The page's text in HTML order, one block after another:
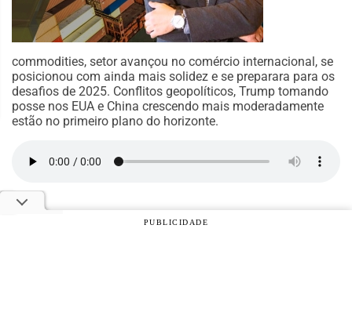
commodities, setor avançou no comércio internacional, se
posicionou com ainda mais solidez e se preparara para os
desafios de 2025. Conflitos geopolíticos, Trump tomando
posse nos EUA e China crescendo mais moderadamente
estão no primeiro plano do horizonte.
PUBLICIDADE